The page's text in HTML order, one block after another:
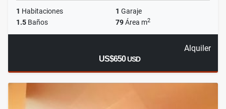
1 Habitaciones 1 Garaje
1.5 Baños 79Área m2
Alquiler
US$650USD